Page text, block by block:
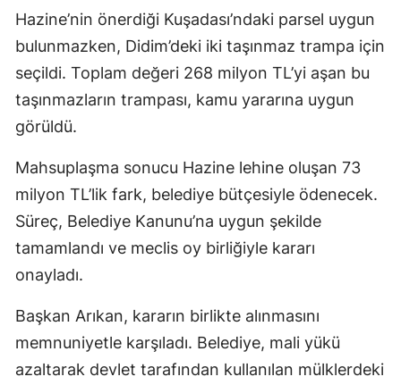
Hazine’nin önerdiği Kuşadası’ndaki parsel uygun
bulunmazken, Didim’deki iki taşınmaz trampa için
seçildi. Toplam değeri 268 milyon TL’yi aşan bu
taşınmazların trampası, kamu yararına uygun
görüldü.
Mahsuplaşma sonucu Hazine lehine oluşan 73
milyon TL’lik fark, belediye bütçesiyle ödenecek.
Süreç, Belediye Kanunu’na uygun şekilde
tamamlandı ve meclis oy birliğiyle kararı
onayladı.
Başkan Arıkan, kararın birlikte alınmasını
memnuniyetle karşıladı. Belediye, mali yükü
azaltarak devlet tarafından kullanılan mülklerdeki